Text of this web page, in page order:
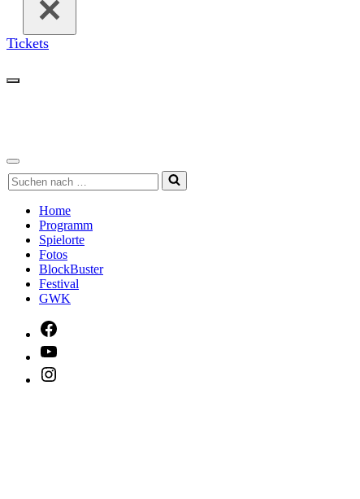
Tickets
Navigationsmenü
Navigationsmenü
Suchen
nach …
Home
Programm
Spielorte
Fotos
BlockBuster
Festival
GWK